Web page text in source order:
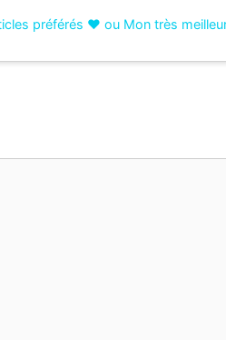
préférés ❤ ou Mon très